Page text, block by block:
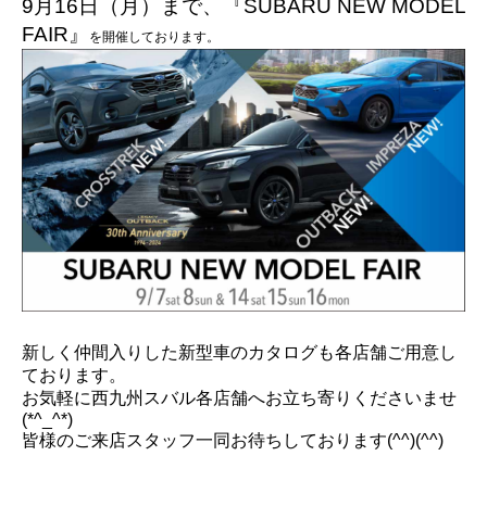
9月16日（月）まで、『SUBARU NEW MODEL
FAIR』
を開催しております。
新しく仲間入りした新型車のカタログも各店舗ご用意し
ております。
お気軽に西九州スバル各店舗へお立ち寄りくださいませ
(*^_^*)
皆様のご来店スタッフ一同お待ちしております(^^)(^^)